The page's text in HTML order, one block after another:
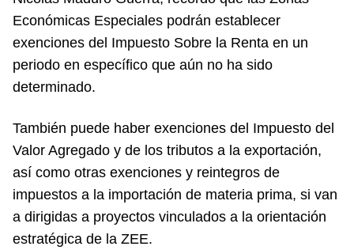
Económicas Especiales podrán establecer
exenciones del Impuesto Sobre la Renta en un
periodo en específico que aún no ha sido
determinado.
También puede haber exenciones del Impuesto del
Valor Agregado y de los tributos a la exportación,
así como otras exenciones y reintegros de
impuestos a la importación de materia prima, si van
a dirigidas a proyectos vinculados a la orientación
estratégica de la ZEE.